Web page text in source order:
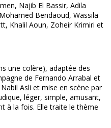
Najib El Bassir, Adila
Bendaoud, Wassila
Khalil Aoun, Zoheir Krimiri et
une colère), adaptée des
de Fernando Arrabal et
Asli et mise en scène par
léger, simple, amusant,
à la fois. Elle traite le thème